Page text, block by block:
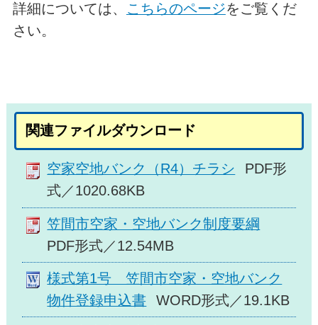
詳細については、 こちらのページをご覧くだ
さい。
関連ファイルダウンロード
空家空地バンク（R4）チラシ
PDF形
式／1020.68KB
笠間市空家・空地バンク制度要綱
PDF形式／12.54MB
様式第1号 笠間市空家・空地バンク
物件登録申込書
WORD形式／19.1KB